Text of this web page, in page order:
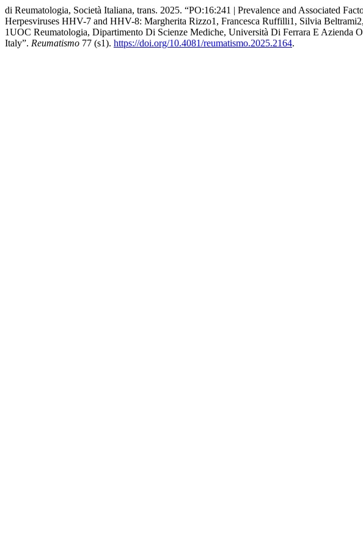
di Reumatologia, Società Italiana, trans. 2025. “PO:16:241 | Prevalence and Associated
Herpesviruses HHV-7 and HHV-8: Margherita Rizzo1, Francesca Ruffilli1, Silvia
1UOC Reumatologia, Dipartimento Di Scienze Mediche, Università Di Ferrara E Azienda
Italy”. Reumatismo 77 (s1). https://doi.org/10.4081/reumatismo.2025.2164.